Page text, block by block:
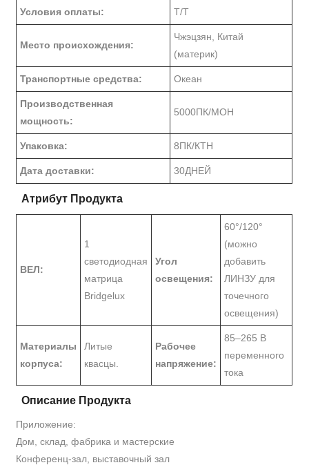
Условия оплаты: Т/Т
Место происхождения:
Чжэцзян, Китай
(материк)
Транспортные средства: Океан
Производственная
мощность:
5000ПК/МОН
Упаковка: 8ПК/КТН
Дата доставки: 30ДНЕЙ
Атрибут Продукта
ВЕЛ:
1
светодиодная
матрица
Bridgelux
Угол
освещения:
60°/120°
(можно
добавить
ЛИНЗУ для
точечного
освещения)
Материалы
корпуса:
Литые
квасцы.
Рабочее
напряжение:
85–265 В
переменного
тока
Описание Продукта
Приложение:
Дом, склад, фабрика и мастерские
Конференц-зал, выставочный зал